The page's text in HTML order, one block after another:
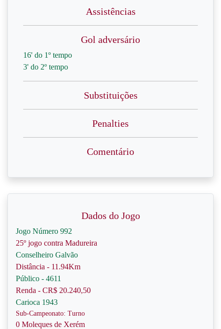
Assistências
Gol adversário
16' do 1º tempo
3' do 2º tempo
Substituições
Penalties
Comentário
Dados do Jogo
Jogo Número 992
25º jogo contra Madureira
Conselheiro Galvão
Distância - 11.94Km
Público - 4611
Renda - CR$ 20.240,50
Carioca 1943
Sub-Campeonato: Turno
0 Moleques de Xerém